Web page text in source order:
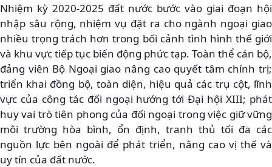
Nhiệm kỳ 2020-2025 đất nước bước vào giai đoạn hội
nhập sâu rộng, nhiệm vụ đặt ra cho ngành ngoại giao
nhiều trọng trách hơn trong bối cảnh tình hình thế giới
và khu vực tiếp tục biến động phức tạp. Toàn thể cán bộ,
đảng viên Bộ Ngoại giao nâng cao quyết tâm chính trị;
triển khai đồng bộ, toàn diện, hiệu quả các trụ cột, lĩnh
vực của công tác đối ngoại hướng tới Đại hội XIII; phát
huy vai trò tiên phong của đối ngoại trong việc giữ vững
môi trường hòa bình, ổn định, tranh thủ tối đa các
nguồn lực bên ngoài để phát triển, nâng cao vị thế và
uy tín của đất nước.